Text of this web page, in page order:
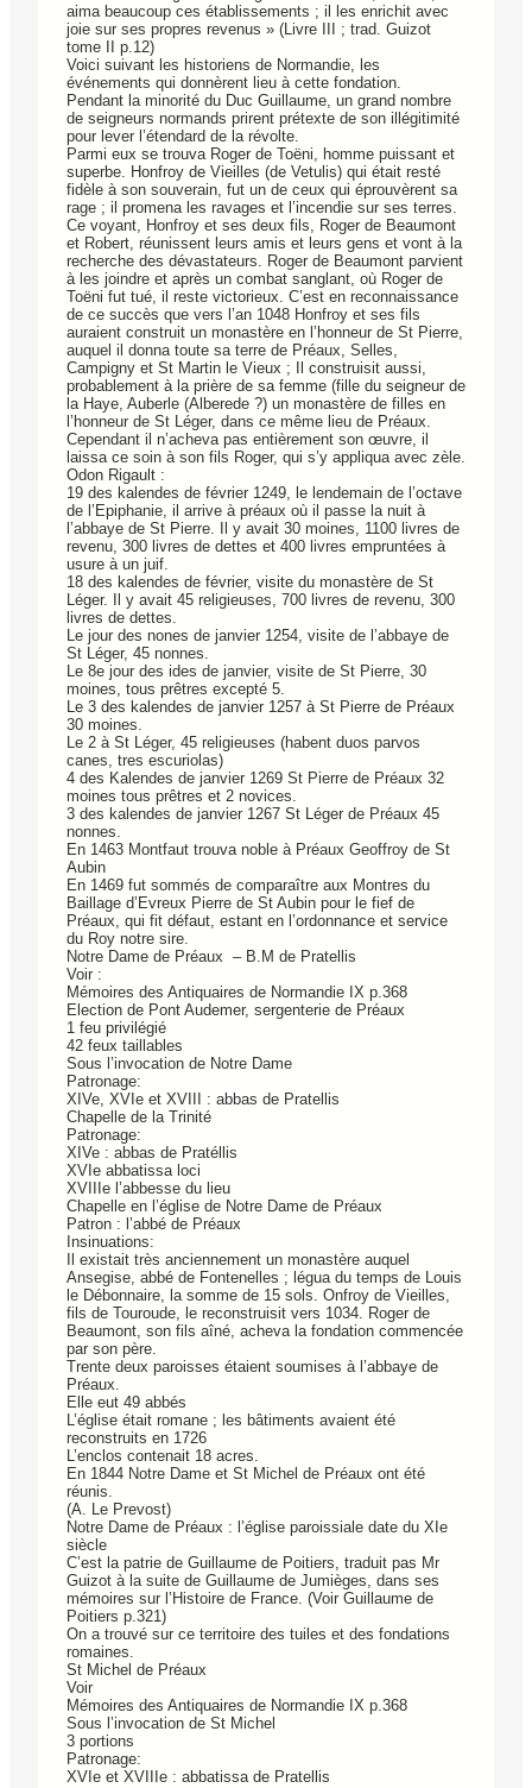
aima beaucoup ces établissements ; il les enrichit avec
joie sur ses propres revenus » (Livre III ; trad. Guizot
tome II p.12)
Voici suivant les historiens de Normandie, les
événements qui donnèrent lieu à cette fondation.
Pendant la minorité du Duc Guillaume, un grand nombre
de seigneurs normands prirent prétexte de son illégitimité
pour lever l’étendard de la révolte.
Parmi eux se trouva Roger de Toëni, homme puissant et
superbe. Honfroy de Vieilles (de Vetulis) qui était resté
fidèle à son souverain, fut un de ceux qui éprouvèrent sa
rage ; il promena les ravages et l’incendie sur ses terres.
Ce voyant, Honfroy et ses deux fils, Roger de Beaumont
et Robert, réunissent leurs amis et leurs gens et vont à la
recherche des dévastateurs. Roger de Beaumont parvient
à les joindre et après un combat sanglant, où Roger de
Toëni fut tué, il reste victorieux. C’est en reconnaissance
de ce succès que vers l’an 1048 Honfroy et ses fils
auraient construit un monastère en l’honneur de St Pierre,
auquel il donna toute sa terre de Préaux, Selles,
Campigny et St Martin le Vieux ; Il construisit aussi,
probablement à la prière de sa femme (fille du seigneur de
la Haye, Auberle (Alberede ?) un monastère de filles en
l’honneur de St Léger, dans ce même lieu de Préaux.
Cependant il n’acheva pas entièrement son œuvre, il
laissa ce soin à son fils Roger, qui s’y appliqua avec zèle.
Odon Rigault :
19 des kalendes de février 1249, le lendemain de l’octave
de l’Epiphanie, il arrive à préaux où il passe la nuit à
l’abbaye de St Pierre. Il y avait 30 moines, 1100 livres de
revenu, 300 livres de dettes et 400 livres empruntées à
usure à un juif.
18 des kalendes de février, visite du monastère de St
Léger. Il y avait 45 religieuses, 700 livres de revenu, 300
livres de dettes.
Le jour des nones de janvier 1254, visite de l’abbaye de
St Léger, 45 nonnes.
Le 8e jour des ides de janvier, visite de St Pierre, 30
moines, tous prêtres excepté 5.
Le 3 des kalendes de janvier 1257 à St Pierre de Préaux
30 moines.
Le 2 à St Léger, 45 religieuses (habent duos parvos
canes, tres escuriolas)
4 des Kalendes de janvier 1269 St Pierre de Préaux 32
moines tous prêtres et 2 novices.
3 des kalendes de janvier 1267 St Léger de Préaux 45
nonnes.
En 1463 Montfaut trouva noble à Préaux Geoffroy de St
Aubin
En 1469 fut sommés de comparaître aux Montres du
Baillage d’Evreux Pierre de St Aubin pour le fief de
Préaux, qui fit défaut, estant en l’ordonnance et service
du Roy notre sire.
Notre Dame de Préaux – B.M de Pratellis
Voir :
Mémoires des Antiquaires de Normandie IX p.368
Election de Pont Audemer, sergenterie de Préaux
1 feu privilégié
42 feux taillables
Sous l’invocation de Notre Dame
Patronage:
XIVe, XVIe et XVIII : abbas de Pratellis
Chapelle de la Trinité
Patronage:
XIVe : abbas de Pratéllis
XVIe abbatissa loci
XVIIIe l’abbesse du lieu
Chapelle en l’église de Notre Dame de Préaux
Patron : l’abbé de Préaux
Insinuations:
Il existait très anciennement un monastère auquel
Ansegise, abbé de Fontenelles ; légua du temps de Louis
le Débonnaire, la somme de 15 sols. Onfroy de Vieilles,
fils de Touroude, le reconstruisit vers 1034. Roger de
Beaumont, son fils aîné, acheva la fondation commencée
par son père.
Trente deux paroisses étaient soumises à l’abbaye de
Préaux.
Elle eut 49 abbés
L’église était romane ; les bâtiments avaient été
reconstruits en 1726
L’enclos contenait 18 acres.
En 1844 Notre Dame et St Michel de Préaux ont été
réunis.
(A. Le Prevost)
Notre Dame de Préaux : l’église paroissiale date du XIe
siècle
C’est la patrie de Guillaume de Poitiers, traduit pas Mr
Guizot à la suite de Guillaume de Jumièges, dans ses
mémoires sur l’Histoire de France. (Voir Guillaume de
Poitiers p.321)
On a trouvé sur ce territoire des tuiles et des fondations
romaines.
St Michel de Préaux
Voir
Mémoires des Antiquaires de Normandie IX p.368
Sous l’invocation de St Michel
3 portions
Patronage:
XVIe et XVIIIe : abbatissa de Pratellis